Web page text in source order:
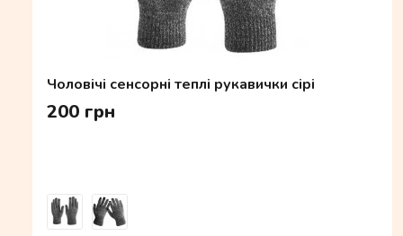
Чоловічі сенсорні теплі рукавички сірі
200 грн